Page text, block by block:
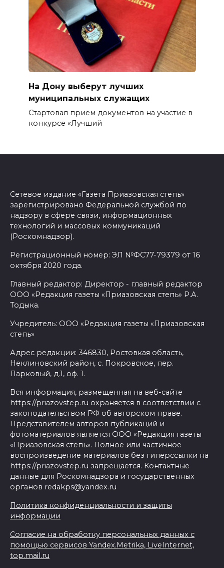
На Дону выберут лучших
муниципальных служащих
Стартовал прием документов на участие в
конкурсе «Лучший
Сетевое издание «Газета Приазовская степь»
зарегистрировано Федеральной службой по
надзору в сфере связи, информационных
технологий и массовых коммуникаций
(Роскомнадзор).
Регистрационный номер: ЭЛ №ФС77-79379 от 16
октября 2020 года.
Главный редактор: Директор - главный редактор
ООО «Редакция газеты «Приазовская степь» Р.А.
Тодыка.
Учредитель: ООО «Редакция газеты «Приазовская
степь»
Адрес редакции: 346830, Ростовкая область,
Неклиновский район, с. Покровское, пер.
Парковый, д.1, оф. 1.
Вся информация, размещенная на веб-сайте
https://priazovstep.ru охраняется в соответствии с
законодательством РФ об авторском праве.
Представителем авторов публикаций и
фотоматериалов является ООО «Редакция газеты
«Приазовская степь». Полное или частичное
воспроизведение материалов без гиперссылки на
https://priazovstep.ru запрещается. Контактные
данные для Роскомнадзора и государственных
органов redakps@yandex.ru
Политика конфиденциальности и защиты
информации
Согласие на обработку персональных данных с
помощью сервисов Yandex.Metrika, LiveInternet,
top.mail.ru